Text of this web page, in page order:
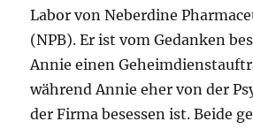
Labor von Neberdine
(NPB). Er ist vom Gedanken
Annie einen
während Annie eher von der
der Firma besessen ist. Beide